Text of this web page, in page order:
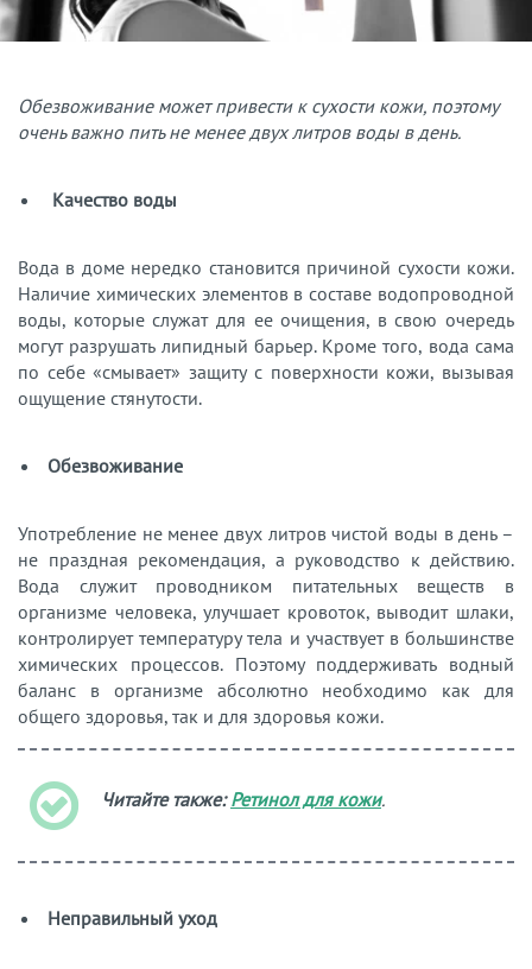
Обезвоживание может привести к сухости кожи, поэтому
очень важно пить не менее двух литров воды в день.
Качество воды
Вода в доме нередко становится причиной сухости кожи.
Наличие химических элементов в составе водопроводной
воды, которые служат для ее очищения, в свою очередь
могут разрушать липидный барьер. Кроме того, вода сама
по себе «смывает» защиту с поверхности кожи, вызывая
ощущение стянутости.
Обезвоживание
Употребление не менее двух литров чистой воды в день –
не праздная рекомендация, а руководство к действию.
Вода служит проводником питательных веществ в
организме человека, улучшает кровоток, выводит шлаки,
контролирует температуру тела и участвует в большинстве
химических процессов. Поэтому поддерживать водный
баланс в организме абсолютно необходимо как для
общего здоровья, так и для здоровья кожи.
Читайте также:Ретинол для кожи.
Неправильный уход